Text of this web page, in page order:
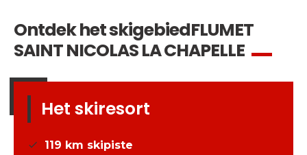
Het skiresort
119 km skipiste
Ontdek het skigebiedFLUMET
SAINT NICOLAS LA CHAPELLE